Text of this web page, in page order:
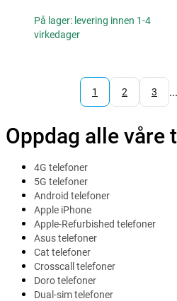
På lager: levering innen 1-4
virkedager
1 2 3 ...
Oppdag alle våre
4G telefoner
5G telefoner
Android telefoner
Apple iPhone
Apple-Refurbished telefoner
Asus telefoner
Cat telefoner
Crosscall telefoner
Doro telefoner
Dual-sim telefoner